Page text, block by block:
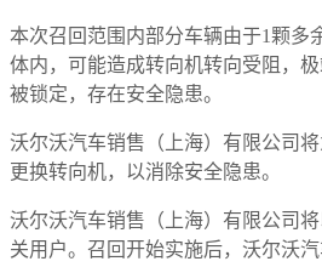
本次召回范围内部分车辆由于1颗多
体内，可能造成转向机转向受阻，
被锁定，存在安全隐患。
沃尔沃汽车销售（上海）有限公司
更换转向机，以消除安全隐患。
沃尔沃汽车销售（上海）有限公司
关用户。召回开始实施后，沃尔沃